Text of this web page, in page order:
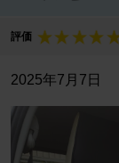
評価
2025年7月7日